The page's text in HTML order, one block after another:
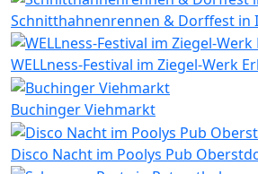
Schnitthahnenrennen & Dorffest in
WELLness-Festival im Ziegel-Werk
Buchinger Viehmarkt
Disco Nacht im Poolys Pub